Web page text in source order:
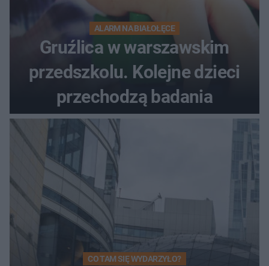
ALARM NA BIAŁOŁĘCE
Gruźlica w warszawskim
przedszkolu. Kolejne dzieci
przechodzą badania
CO TAM SIĘ WYDARZYŁO?